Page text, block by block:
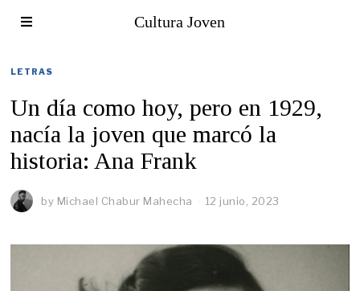
Cultura Joven
LETRAS
Un día como hoy, pero en 1929,
nacía la joven que marcó la
historia: Ana Frank
by Michael Chabur Mahecha 12 junio, 2023